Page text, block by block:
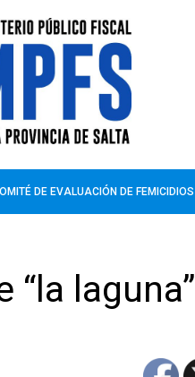
DE EVALUACIÓN DE FEMICIDIOS
laguna”